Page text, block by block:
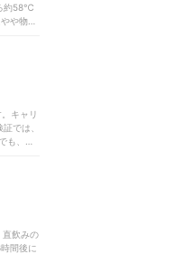
約58℃
や物足
キャリ
では、
、約
る人は
いでし
直飲みの
間後に